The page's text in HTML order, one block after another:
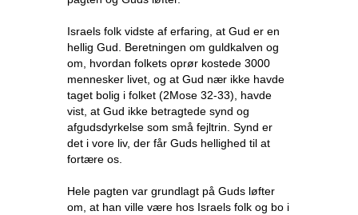
Israels folk vidste af erfaring, at Gud er en
hellig Gud. Beretningen om guldkalven og
om, hvordan folkets oprør kostede 3000
mennesker livet, og at Gud nær ikke havde
taget bolig i folket (2Mose 32-33), havde
vist, at Gud ikke betragtede synd og
afgudsdyrkelse som små fejltrin. Synd er
det i vore liv, der får Guds hellighed til at
fortære os.
Hele pagten var grundlagt på Guds løfter
om, at han ville være hos Israels folk og bo i